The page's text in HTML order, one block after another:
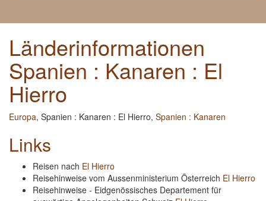
Länderinformationen
Spanien : Kanaren : El
Hierro
Europa, Spanien : Kanaren : El Hierro, Spanien : Kanaren
Links
Reisen nach El Hierro
Reisehinweise vom Aussenministerium Österreich El Hierro
Reisehinweise - Eidgenössisches Departement für